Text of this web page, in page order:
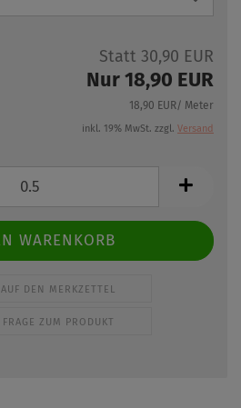
Statt 30,90 EUR
Nur 18,90 EUR
18,90 EUR/ Meter
inkl. 19% MwSt. zzgl. Versand
AUF DEN MERKZETTEL
FRAGE ZUM PRODUKT